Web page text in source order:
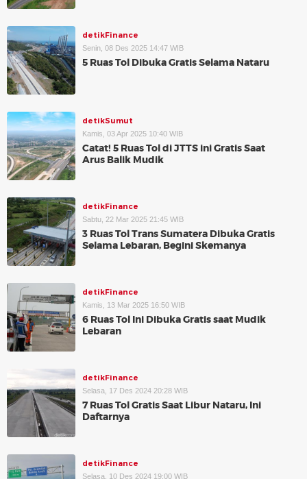
detikFinance
Senin, 08 Des 2025 14:47 WIB
5 Ruas Tol Dibuka Gratis Selama Nataru
detikSumut
Kamis, 03 Apr 2025 10:40 WIB
Catat! 5 Ruas Tol di JTTS ini Gratis Saat
Arus Balik Mudik
detikFinance
Sabtu, 22 Mar 2025 21:45 WIB
3 Ruas Tol Trans Sumatera Dibuka Gratis
Selama Lebaran, Begini Skemanya
detikFinance
Kamis, 13 Mar 2025 16:50 WIB
6 Ruas Tol Ini Dibuka Gratis saat Mudik
Lebaran
detikFinance
Selasa, 17 Des 2024 20:28 WIB
7 Ruas Tol Gratis Saat Libur Nataru, Ini
Daftarnya
detikFinance
Selasa, 10 Des 2024 19:00 WIB